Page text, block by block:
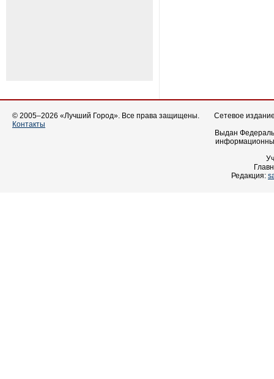
© 2005–2026 «Лучший Город». Все права защищены.
Контакты
Сетевое
Выдан
Редакция: